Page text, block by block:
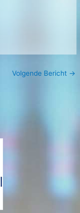
Volgende Bericht →